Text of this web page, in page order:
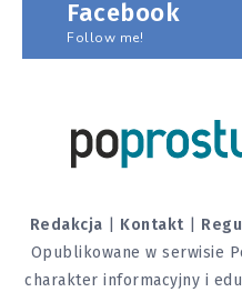
Facebook
Follow me!
Redakcja Kontakt
Opublikowane w serwisie
charakter informacyjny i